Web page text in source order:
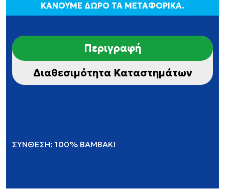
ΚΑΝΟΥΜΕ ΔΩΡΟ ΤΑ ΜΕΤΑΦΟΡΙΚΑ.
Περιγραφή
Διαθεσιμότητα Καταστημάτων
ΣΥΝΘΕΣΗ: 100% ΒΑΜΒΑΚΙ